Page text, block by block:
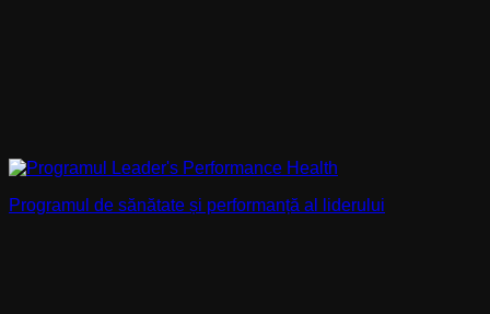
Programul de sănătate și performanță al liderului